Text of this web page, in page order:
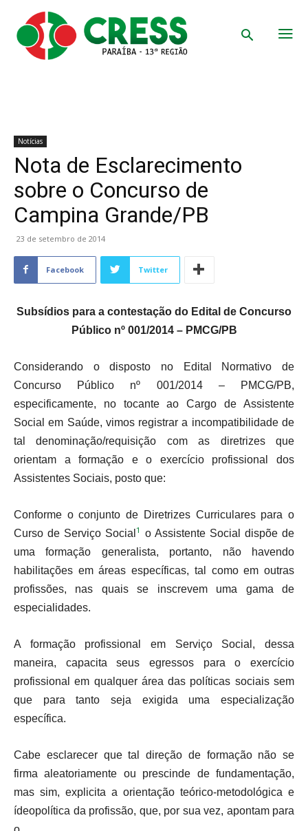
Notícias
Nota de Esclarecimento
sobre o Concurso de
Campina Grande/PB
23 de setembro de 2014
Facebook Twitter
Subsídios para a contestação do Edital de Concurso
Público nº 001/2014 – PMCG/PB
Considerando o disposto no Edital Normativo de
Concurso Público nº 001/2014 – PMCG/PB,
especificamente, no tocante ao Cargo de Assistente
Social em Saúde, vimos registrar a incompatibilidade de
tal denominação/requisição com as diretrizes que
orientam a formação e o exercício profissional dos
Assistentes Sociais, posto que:
Conforme o conjunto de Diretrizes Curriculares para o
Curso de Serviço Social 1
o Assistente Social dispõe de
uma formação generalista, portanto, não havendo
habilitações em áreas específicas, tal como em outras
profissões, nas quais se inscrevem uma gama de
especialidades.
A formação profissional em Serviço Social, dessa
maneira, capacita seus egressos para o exercício
profissional em qualquer área das políticas sociais sem
que para tanto seja exigida uma especialização
específica.
Cabe esclarecer que tal direção de formação não se
firma aleatoriamente ou prescinde de fundamentação,
mas sim, explicita a orientação teórico-metodológica e
ídeopolítica da profissão, que, por sua vez, apontam para